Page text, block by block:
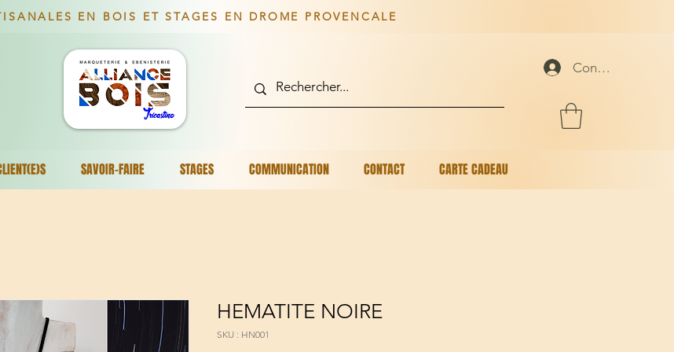
EN BOIS ET STAGES EN DROME PROVENCALE
Connexion
SAVOIR-FAIRE STAGES COMMUNICATION CONTACT CARTE CADEAU
HEMATITE NOIRE
SKU : HN001